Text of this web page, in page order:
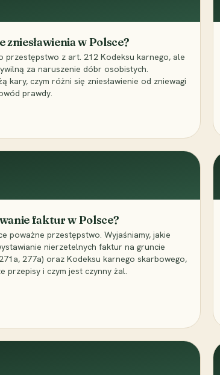
w Polsce?
przestępstwo z art. 212 Kodeksu karnego, ale
za naruszenie dóbr osobistych.
kary, czym różni się zniesławienie od zniewagi
prawdy.
faktur w Polsce?
poważne przestępstwo. Wyjaśniamy, jakie
nierzetelnych faktur na gruncie
277a) oraz Kodeksu karnego skarbowego,
przepisy i czym jest czynny żal.